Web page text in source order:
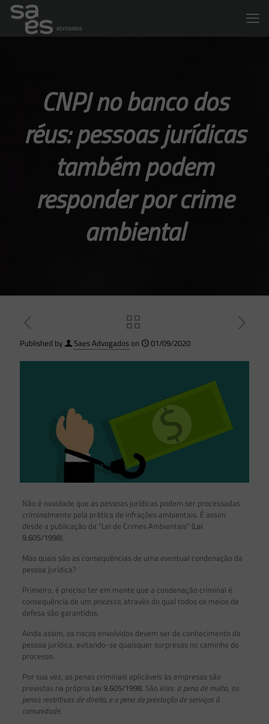
CNPJ no banco dos
réus: pessoas jurídicas
também podem
responder por crime
ambiental
Published by Saes Advogadoson 01/09/2020
Não é novidade que as pessoas jurídicas podem ser processadas
criminalmente pela prática de infrações ambientais. É assim
desde a publicação da “Lei de Crimes Ambientais” (Lei
9.605/1998).
Mas quais são as consequências de uma eventual condenação da
pessoa jurídica?
Primeiro, é preciso ter em mente que a condenação criminal é
consequência de um processo, através do qual todos os meios de
defesa são garantidos.
Ainda assim, os riscos envolvidos devem ser de conhecimento da
pessoa jurídica, evitando-se quaisquer surpresas no caminho do
processo.
Por sua vez, as penas criminais aplicáveis às empresas são
previstas na própria Lei 9.605/1998. São elas: a pena de multa, as
penas restritivas de direito, e a pena de prestação de serviços à
comunidade.